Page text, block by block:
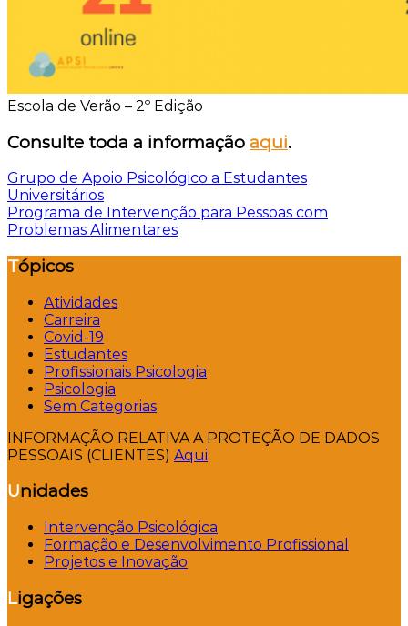
Escola de Verão – 2º Edição
Consulte toda a informação aqui.
Navegação
de
artigos
Grupo de Apoio Psicológico a Estudantes
Universitários
Programa de Intervenção para Pessoas com
Problemas Alimentares
Tópicos
Atividades
Carreira
Covid-19
Estudantes
Profissionais Psicologia
Psicologia
Sem Categorias
INFORMAÇÃO RELATIVA A PROTEÇÃO DE DADOS
PESSOAIS (CLIENTES) Aqui
Unidades
Intervenção Psicológica
Formação e Desenvolvimento Profissional
Projetos e Inovação
Ligações